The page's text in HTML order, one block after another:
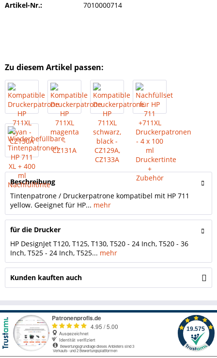
Artikel-Nr.: 7010000714
Zu diesem Artikel passen:
Beschreibung
Tintenpatrone / Druckerpatrone kompatibel mit HP 711
yellow. Geeignet für HP... mehr
für die Drucker
HP DesignJet T120, T125, T130, T520 - 24 Inch, T520 - 36
Inch, T525 - 24 Inch, T525... mehr
Kunden kauften auch